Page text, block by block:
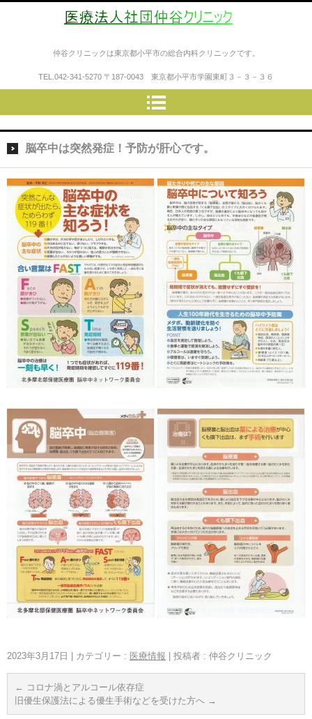
医療法人社団仲谷クリニック
仲谷クリニックは東京都小平市の総合内科クリニックです。
TEL. 042-341-5270 〒187-0043 東京都小平市学園東町３－３－３６
脳卒中は突然発症！予防が肝心です。
2023年3月17日 カテゴリー : 医療情報 投稿者 : 仲谷クリニック
← コロナ渦とアルコール依存症
旧優生保護法による優生手術などを受けた方へ →